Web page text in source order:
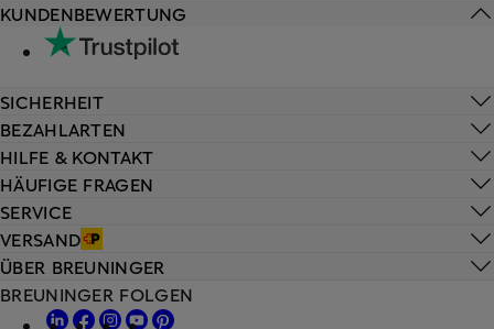
HILFE & KONTAKT
HÄUFIGE FRAGEN
SERVICE
VERSAND
KUNDENBEWERTUNG
SICHERHEIT
BEZAHLARTEN
ÜBER BREUNINGER
BREUNINGER FOLGEN